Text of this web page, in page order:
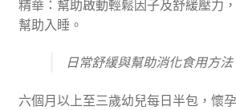
精華：幫助啟動輕鬆因子及舒緩壓力
幫助入睡。
日常舒緩與幫助消化食用方法
六個月以上至三歲幼兒每日半包，懷